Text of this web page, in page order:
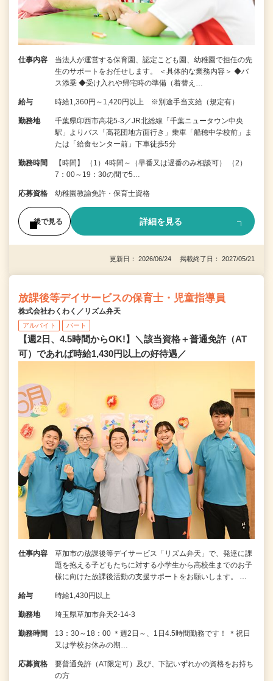
仕事内容
当法人が運営する保育園、認定こども園、幼稚園で担任の先
生のサポートをお任せします。 ＜具体的な業務内容＞ ◆バ
ス添乗 ◆受け入れや帰宅時の準備（着替え…
給与 時給1,360円～1,420円以上 ※別途手当支給（規定有）
勤務地
千葉県印西市高花5-3／JR北総線「千葉ニュータウン中央
駅」よりバス「高花団地方面行き」乗車「船穂中学校前」ま
たは「給食センター前」下車徒歩5分
勤務時間
【時間】 （1）4時間～（早番又は遅番のみ相談可） （2）
7：00～19：30の間で5…
応募資格 幼稚園教諭免許・保育士資格
後で見る 詳細を見る
更新日： 2026/06/24 掲載終了日： 2027/05/21
放課後等デイサービスの保育士・児童指導員
株式会社わくわく／リズム弁天
アルバイト パート
【週2日、4.5時間からOK!】＼該当資格＋普通免許（AT
可）であれば時給1,430円以上の好待遇／
仕事内容
草加市の放課後等デイサービス「リズム弁天」で、発達に課
題を抱える子どもたちに対する小学生から高校生までのお子
様に向けた放課後活動の支援サポートをお願いします。 …
給与 時給1,430円以上
勤務地 埼玉県草加市弁天2-14-3
勤務時間
13：30～18：00 ＊週2日～、1日4.5時間勤務です！ ＊祝日
又は学校お休みの期…
応募資格
要普通免許（AT限定可）及び、下記いずれかの資格をお持ち
の方